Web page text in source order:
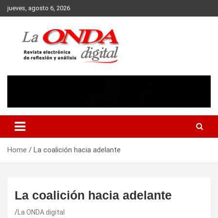
Skip
to
jueves, agosto 6, 2026
Home La coalición hacia adelante
La coalición hacia adelante
La ONDA digital